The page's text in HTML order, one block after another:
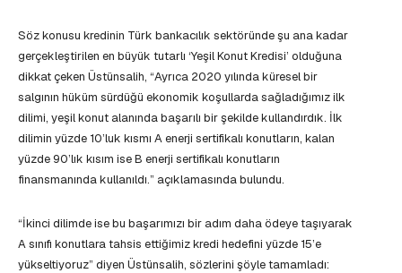
Söz konusu kredinin Türk bankacılık sektöründe şu ana kadar
gerçekleştirilen en büyük tutarlı ‘Yeşil Konut Kredisi’ olduğuna
dikkat çeken Üstünsalih, “Ayrıca 2020 yılında küresel bir
salgının hüküm sürdüğü ekonomik koşullarda sağladığımız ilk
dilimi, yeşil konut alanında başarılı bir şekilde kullandırdık. İlk
dilimin yüzde 10’luk kısmı A enerji sertifikalı konutların, kalan
yüzde 90’lık kısım ise B enerji sertifikalı konutların
finansmanında kullanıldı.” açıklamasında bulundu.
“İkinci dilimde ise bu başarımızı bir adım daha ödeye taşıyarak
A sınıfı konutlara tahsis ettiğimiz kredi hedefini yüzde 15’e
yükseltiyoruz” diyen Üstünsalih, sözlerini şöyle tamamladı: